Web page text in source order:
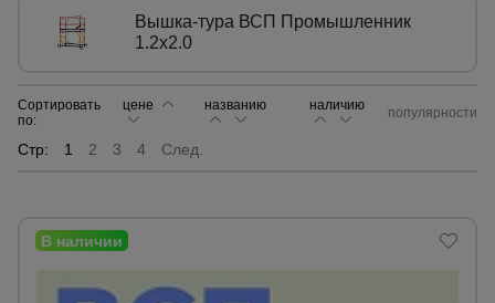
Вышка-тура ВСП Промышленник
1.2х2.0
Сортировать
по:
цене названию наличию популярности
Стр: 1 2 3 4 След.